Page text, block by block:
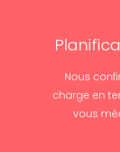
Nous
charge en
vous